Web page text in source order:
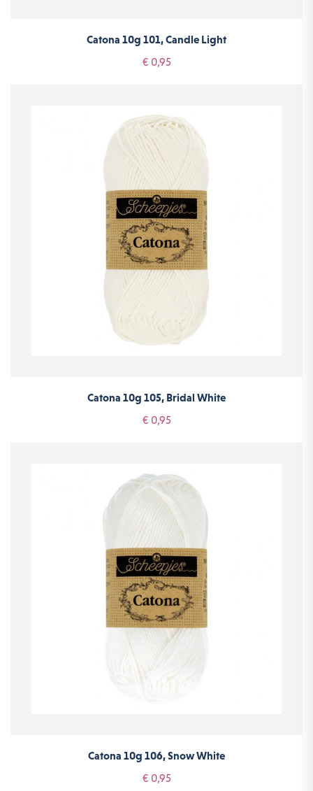
Catona 10g 101, Candle Light
€ 0,95
Catona 10g 105, Bridal White
€ 0,95
Catona 10g 106, Snow White
€ 0,95